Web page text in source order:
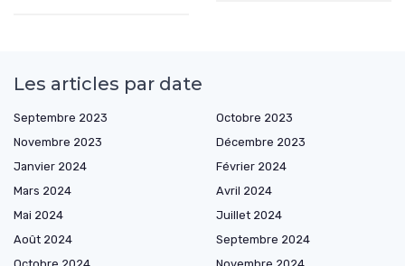
Les articles par date
Septembre 2023
Octobre 2023
Novembre 2023
Décembre 2023
Janvier 2024
Février 2024
Mars 2024
Avril 2024
Mai 2024
Juillet 2024
Août 2024
Septembre 2024
Octobre 2024
Novembre 2024